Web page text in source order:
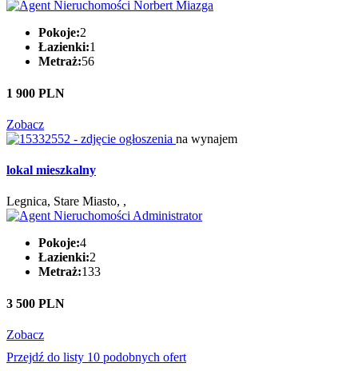
Pokoje:2
Łazienki:1
Metraż:56
1 900 PLN
Zobacz
na wynajem
lokal mieszkalny
Legnica, Stare Miasto, ,
Pokoje:4
Łazienki:2
Metraż:133
3 500 PLN
Zobacz
Przejdź do listy 10 podobnych ofert